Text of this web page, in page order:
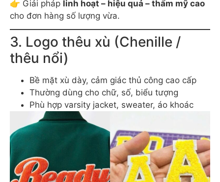
👉 Giải pháp linh hoạt – hiệu quả – thẩm mỹ cao
cho đơn hàng số lượng vừa.
3. Logo thêu xù (Chenille /
thêu nổi)
Bề mặt xù dày, cảm giác thủ công cao cấp
Thường dùng cho chữ, số, biểu tượng
Phù hợp varsity jacket, sweater, áo khoác